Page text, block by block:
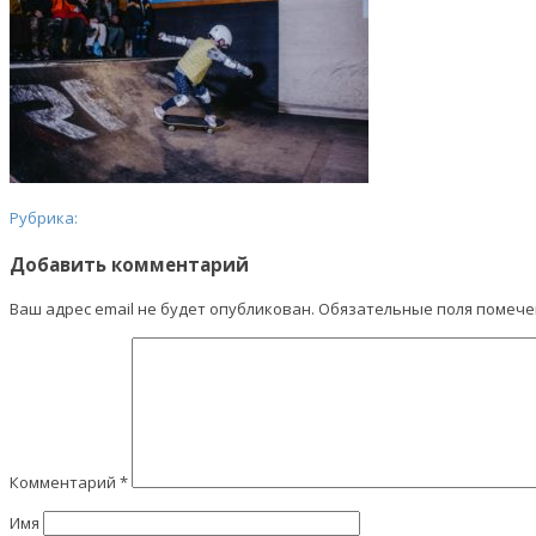
Рубрика:
Добавить комментарий
Ваш адрес email не будет опубликован. Обязательные поля
Комментарий *
Имя